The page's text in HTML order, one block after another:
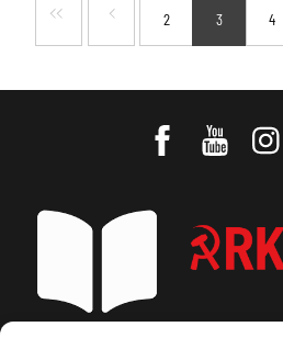
2 3 4